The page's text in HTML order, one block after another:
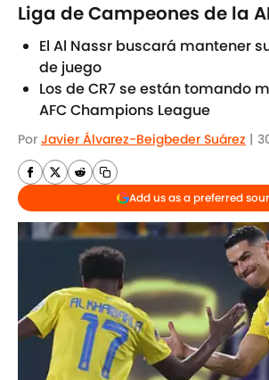
Liga de Campeones de la
El Al Nassr buscará mantener
de juego
Los de CR7 se están tomando
AFC Champions League
Por Javier Álvarez-Beigbeder Suárez |
Add us as a preferred